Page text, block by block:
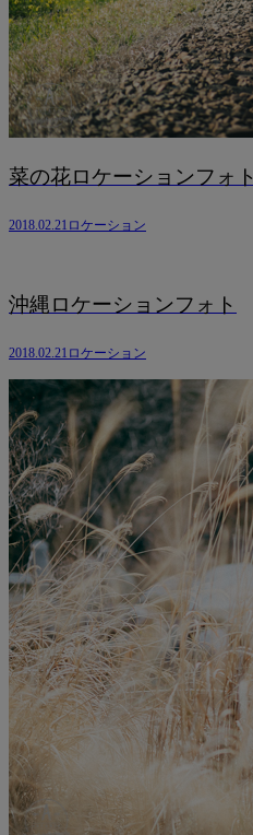
菜の花ロケーションフォト
2018.02.21 ロケーション
沖縄ロケーションフォト
2018.02.21 ロケーション